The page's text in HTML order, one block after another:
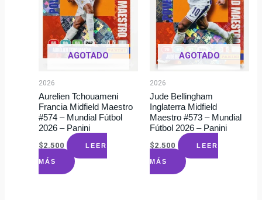
AGOTADO
2026
Aurelien Tchouameni
Francia Midfield Maestro
#574 – Mundial Fútbol
2026 – Panini
$2.500 LEER
MÁS
AGOTADO
2026
Jude Bellingham
Inglaterra Midfield
Maestro #573 – Mundial
Fútbol 2026 – Panini
$2.500 LEER
MÁS